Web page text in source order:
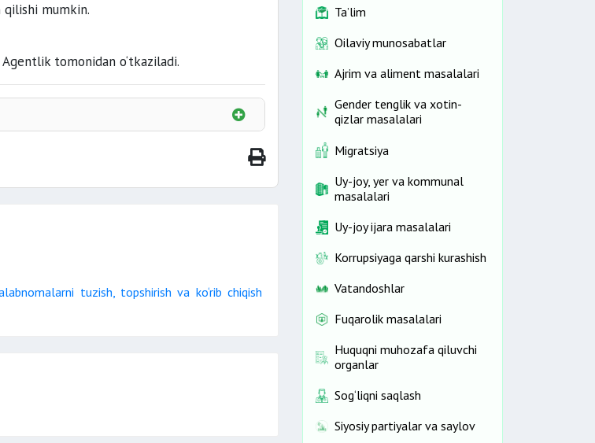
qilishi mumkin.
Agentlik tomonidan o‘tkaziladi.
tuzish, topshirish va ko‘rib chiqish
Ta’lim
Oilaviy munosabatlar
Ajrim va aliment masalalari
Gender tenglik va xotin-
qizlar masalalari
Migratsiya
Uy-joy, yer va kommunal
masalalari
Uy-joy ijara masalalari
Korrupsiyaga qarshi kurashish
Vatandoshlar
Fuqarolik masalalari
Huquqni muhozafa qiluvchi
organlar
Sog‘liqni saqlash
Siyosiy partiyalar va saylov